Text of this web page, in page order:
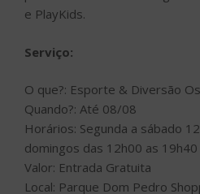
e PlayKids.
Serviço:
O que?: Esporte & Diversão
Quando?: Até 08/08
Horários: Segunda a sábado
domingos das 12h00 as 19h40
Valor: Entrada Gratuita
Local: Parque Dom Pedro